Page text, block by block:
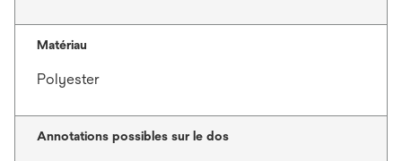
Matériau
Polyester
Annotations possibles sur le dos